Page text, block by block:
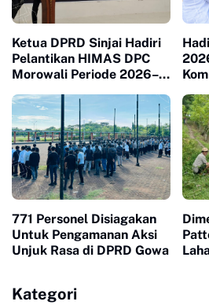
Ketua DPRD Sinjai Hadiri
Pelantikan HIMAS DPC
Morowali Periode 2026–
771 Personel Disiagakan
Untuk Pengamanan Aksi
Unjuk Rasa di DPRD Gowa
Kategori